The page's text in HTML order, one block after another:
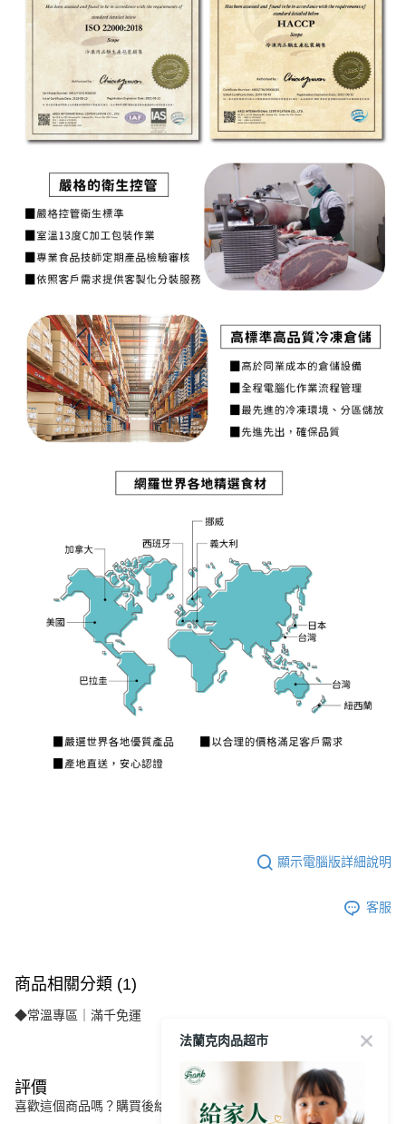
顯示電腦版詳細說明
客服
商品相關分類 (1)
◆常溫專區｜滿千免運
評價
喜歡這個商品嗎？購買後給他一個好評吧
法蘭克肉品超市